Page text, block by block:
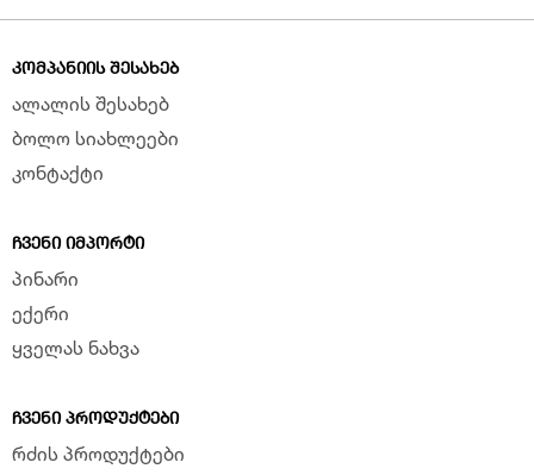
ᲙᲝᲛᲞᲐᲜᲘᲘᲡ ᲨᲔᲡᲐᲮᲔᲑ
ალალის შესახებ
ბოლო სიახლეები
კონტაქტი
ᲩᲕᲔᲜᲘ ᲘᲛᲞᲝᲠᲢᲘ
პინარი
ექერი
ყველას ნახვა
ᲩᲕᲔᲜᲘ ᲞᲠᲝᲓᲣᲥᲢᲔᲑᲘ
რძის პროდუქტები